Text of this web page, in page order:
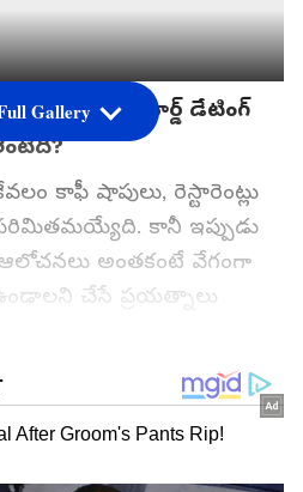
గ్రేవ్ యార్డ్ డేటింగ్
కాఫీ షాపులు, రెస్టారెంట్లు
కానీ ఇప్పుడు
అంతకంటే వేగంగా
చేసే ప్రయత్నాలు
సోషల్ మీడియాలో గ్రేవ్ యార్డ్
అనే కొత్త ట్రెండ్ తెగ వైరల్
గగుర్పొడిచేలా ఉన్నా, ఈ
జై కొడుతున్నారు.
Gallery